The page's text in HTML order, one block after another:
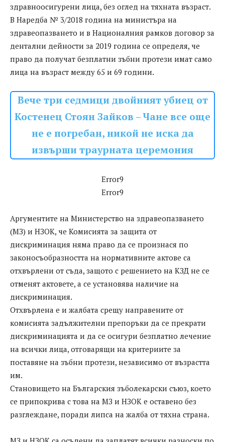
здравноосигурени лица, без оглед на тяхната възраст.
В Наредба № 3/2018 година на министъра на
здравеопазването и в Националния рамков договор за
дентални дейности за 2019 година се определя, че
право да получат безплатни зъбни протези имат само
лица на възраст между 65 и 69 години.
Вече три седмици двойният убиец от
Костенец Стоян Зайков – Чане все още
не е погребан, никой не иска да
извърши траурната церемония
Error9
Error9
Аргументите на Министерство на здравеопазването
(МЗ) и НЗОК, че Комисията за защита от
дискриминация няма право да се произнася по
законосъобразността на нормативните актове са
отхвърлени от съда, защото с решението на КЗД не се
отменят актовете, а се установява наличие на
дискриминация.
Отхвърлена е и жалбата срещу направените от
комисията задължителни препоръки да се прекрати
дискриминацията и да се осигури безплатно лечение
на всички лица, отговарящи на критериите за
поставяне на зъбни протези, независимо от възрастта
им.
Становището на Българския зъболекарски съюз, което
се припокрива с това на МЗ и НЗОК е оставено без
разглеждане, поради липса на жалба от тяхна страна.